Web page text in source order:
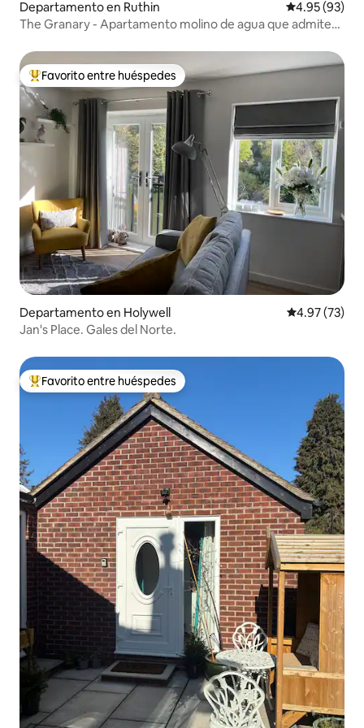
Departamento en Ruthin Calificación
4.95 (93)
The Granary - Apartamento molino de agua que admite
De los mejores en Favorito entre huéspedes
Favorito entre huéspedes
Departamento en Holywell Calificación
4.97 (73)
Jan's Place. Gales del Norte.
De los mejores en Favorito entre huéspedes
Favorito entre huéspedes